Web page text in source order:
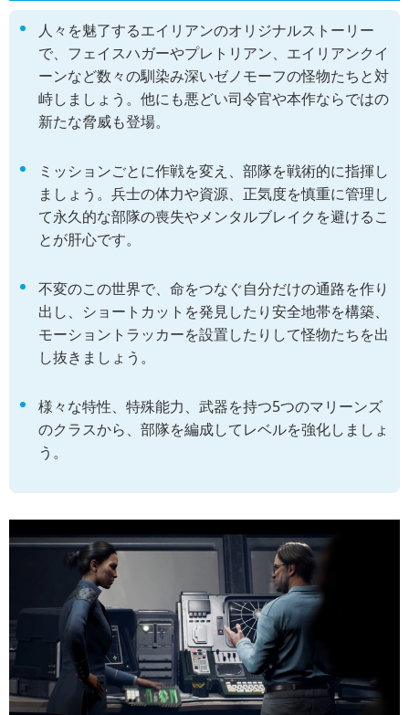
人々を魅了するエイリアンのオリジナルストーリー
で、フェイスハガーやプレトリアン、エイリアンクイ
ーンなど数々の馴染み深いゼノモーフの怪物たちと対
峙しましょう。他にも悪どい司令官や本作ならではの
新たな脅威も登場。
ミッションごとに作戦を変え、部隊を戦術的に指揮し
ましょう。兵士の体力や資源、正気度を慎重に管理し
て永久的な部隊の喪失やメンタルブレイクを避けるこ
とが肝心です。
不変のこの世界で、命をつなぐ自分だけの通路を作り
出し、ショートカットを発見したり安全地帯を構築、
モーショントラッカーを設置したりして怪物たちを出
し抜きましょう。
様々な特性、特殊能力、武器を持つ5つのマリーンズ
のクラスから、部隊を編成してレベルを強化しましょ
う。